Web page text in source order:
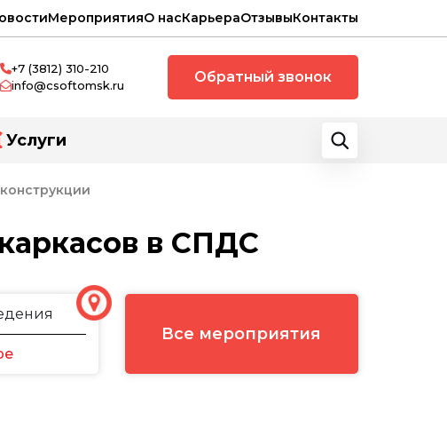
МероприятияО насКарьераОтзывыКонтакты
+7 (3812) 310-210
info@csoftomsk.ru
Обратный звонок
Услуги
в СПДС
Все мероприятия